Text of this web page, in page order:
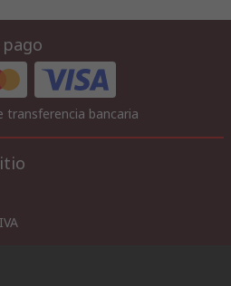
transferencia bancaria